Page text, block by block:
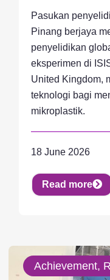
Pasukan
Pinang berjaya
penyelidikan
eksperimen di
United Kingdom,
teknologi bagi
mikroplastik.
18 June 2026
Read more
Achievement,